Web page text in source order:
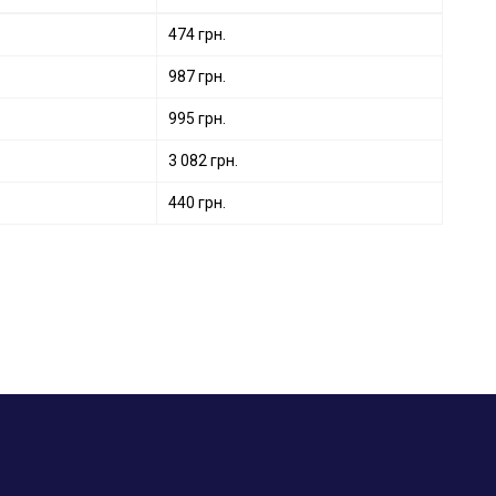
474 грн.
987 грн.
995 грн.
3 082 грн.
440 грн.